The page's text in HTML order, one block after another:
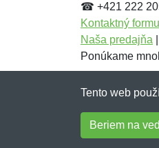
Pridať
Pridať
☎ +421 222
Kontaktný
Naša predajňa
Ponúkame
Copyright ©
Tento web
Beriem na